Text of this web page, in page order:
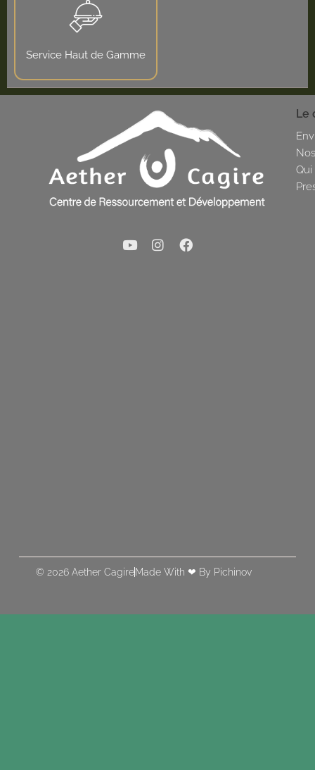
Service Haut de Gamme
Le
© 2026 Aether Cagire Made With ❤ By Pichinov